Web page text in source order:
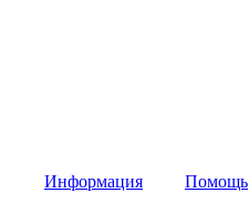
Информация
Помощь